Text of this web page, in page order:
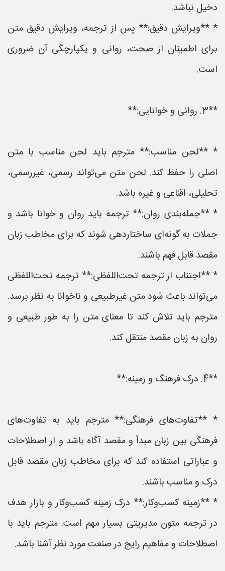
دخیل نباشد.
* **ویرایش دقیق:** پس از ترجمه، ویرایش دقیق متن
برای اطمینان از صحت، روانی و یکپارچگی آن ضروری
است.
**3. روانی و خوانایی:**
* **لحن مناسب:** مترجم باید لحن مناسب با متن
اصلی را حفظ کند. لحن متن می‌تواند رسمی، غیررسمی،
تحلیلی، اقناعی و غیره باشد.
* **جمله‌بندی روان:** ترجمه باید روان و خوانا باشد و
جملات به گونه‌ای ساختاردهی شوند که برای مخاطب زبان
مقصد قابل فهم باشند.
* **اجتناب از ترجمه تحت‌اللفظی:** ترجمه تحت‌اللفظی
می‌تواند باعث شود متن غیرطبیعی و ناخوانا به نظر برسد.
مترجم باید تلاش کند تا معنای متن را به طور طبیعی و
روان به زبان مقصد منتقل کند.
**4. درک فرهنگ و زمینه:**
* **تفاوت‌های فرهنگی:** مترجم باید به تفاوت‌های
فرهنگی بین زبان مبدأ و مقصد آگاه باشد و از اصطلاحات
و عباراتی استفاده کند که برای مخاطب زبان مقصد قابل
درک و مناسب باشند.
* **زمینه کسب‌وکار:** درک زمینه کسب‌وکار و بازار هدف
در ترجمه متون مدیریتی بسیار مهم است. مترجم باید با
اصطلاحات و مفاهیم رایج در صنعت مورد نظر آشنا باشد.